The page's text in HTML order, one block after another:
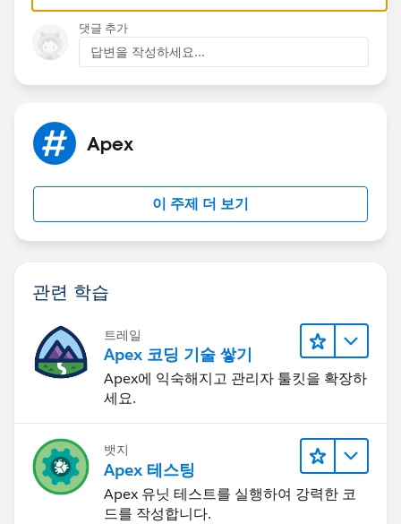
댓글 추가
답변을 작성하세요...
Apex
이 주제 더 보기
관련 학습
트레일
Apex 코딩 기술 쌓기
Apex에 익숙해지고 관리자 툴킷을 확장하
세요.
뱃지
Apex 테스팅
Apex 유닛 테스트를 실행하여 강력한 코
드를 작성합니다.